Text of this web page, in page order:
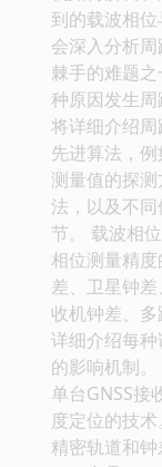
到的载波相
会深入分析
棘手的难题
种原因发生
将详细介绍
先进算法，
测量值的探
法，以及不
节。 载波相
相位测量精
差、卫星钟
收机钟差、
详细介绍每
的影响机制
单台GNSS接
度定位的技
精密轨道和